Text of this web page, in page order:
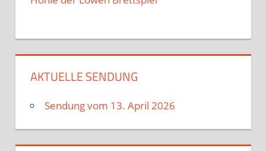
AKTUELLE SENDUNG
Sendung vom 13. April 2026